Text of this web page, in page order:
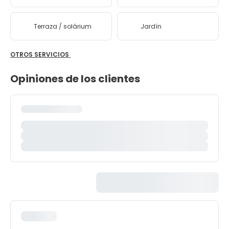
Terraza / solárium Jardín
OTROS SERVICIOS
Opiniones de los clientes